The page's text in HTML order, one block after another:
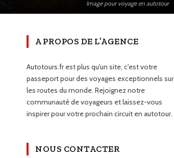
Image pour voyage en autotour
A PROPOS DE L’AGENCE
Autotours.fr est plus qu'un site, c'est votre
passeport pour des voyages exceptionnels sur
les routes du monde. Rejoignez notre
communauté de voyageurs et laissez-vous
inspirer pour votre prochain circuit en autotour.
NOUS CONTACTER